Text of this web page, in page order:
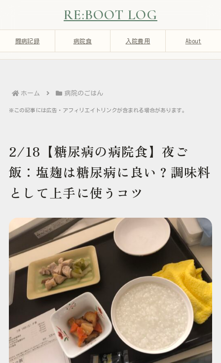
RE:BOOT LOG
闘病記録 病院食 入院費用 About
ホーム 病院のごはん
※この記事には広告・アフィリエイトリンクが含まれる場合があります。
2/18【糖尿病の病院食】夜ご
飯：塩麹は糖尿病に良い？調味料
として上手に使うコツ